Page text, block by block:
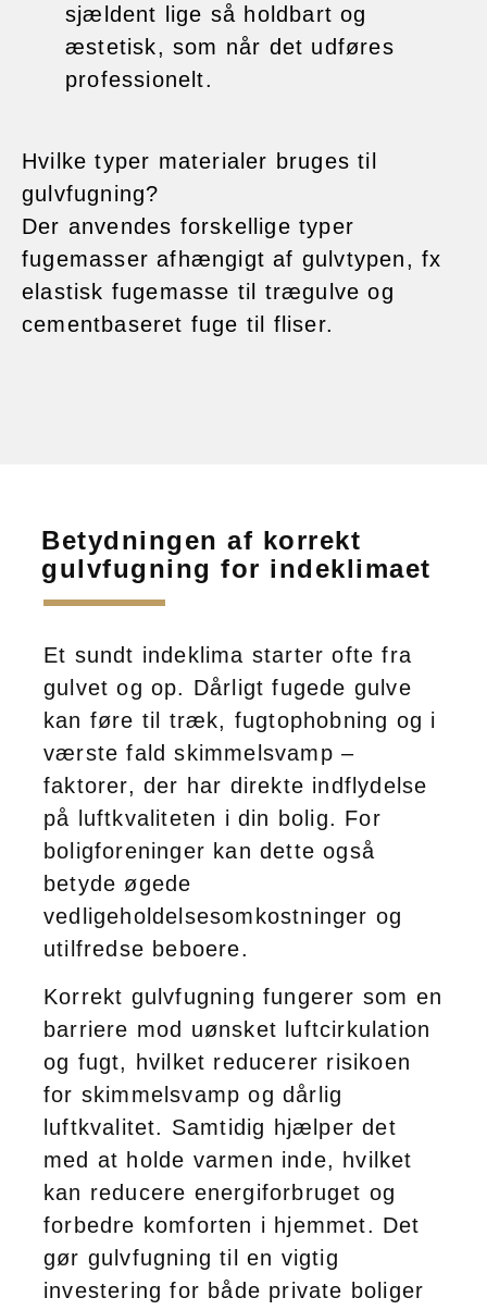
sjældent lige så holdbart og
æstetisk, som når det udføres
professionelt.
Hvilke typer materialer bruges til
gulvfugning?
Der anvendes forskellige typer
fugemasser afhængigt af gulvtypen, fx
elastisk fugemasse til trægulve og
cementbaseret fuge til fliser.
Betydningen af korrekt
gulvfugning for indeklimaet
Et sundt indeklima starter ofte fra
gulvet og op. Dårligt fugede gulve
kan føre til træk, fugtophobning og i
værste fald skimmelsvamp –
faktorer, der har direkte indflydelse
på luftkvaliteten i din bolig. For
boligforeninger kan dette også
betyde øgede
vedligeholdelsesomkostninger og
utilfredse beboere.
Korrekt gulvfugning fungerer som en
barriere mod uønsket luftcirkulation
og fugt, hvilket reducerer risikoen
for skimmelsvamp og dårlig
luftkvalitet. Samtidig hjælper det
med at holde varmen inde, hvilket
kan reducere energiforbruget og
forbedre komforten i hjemmet. Det
gør gulvfugning til en vigtig
investering for både private boliger